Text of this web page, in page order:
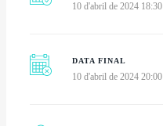
10 d'abril de 2024 18:30
DATA FINAL
10 d'abril de 2024 20:00